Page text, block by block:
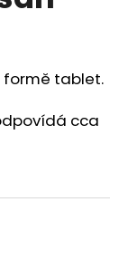
formě tablet.
cca